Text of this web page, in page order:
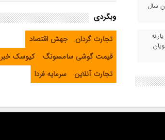
سال
وبگردی
تجارت گردان
جهش اقتصاد
قیمت گوشی سامسونگ
کیوسک خبر
تجارت آنلاین
سرمایه فردا